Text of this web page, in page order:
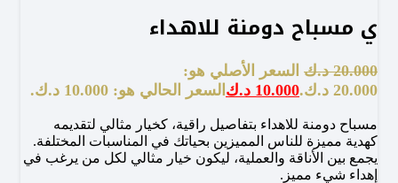
ي مسباح دومنة للاهداء
20.000 د.ك السعر الأصلي هو:
20.000 د.ك.
10.000 د.ك السعر الحالي هو: 10.000 د.ك.
مسباح دومنة للاهداء بتفاصيل راقية، كخيار مثالي لتقديمه
كهدية مميزة للناس المميزين بحياتك في المناسبات المختلفة.
يجمع بين الأناقة والعملية، ليكون خيار مثالي لكل من يرغب في
إهداء شيء مميز.